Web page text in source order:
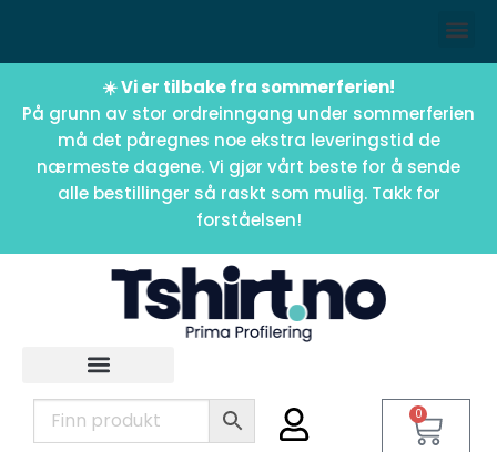
☀️ Vi er tilbake fra sommerferien!
På grunn av stor ordreinngang under sommerferien
må det påregnes noe ekstra leveringstid de
nærmeste dagene. Vi gjør vårt beste for å sende
alle bestillinger så raskt som mulig. Takk for
forståelsen!
0